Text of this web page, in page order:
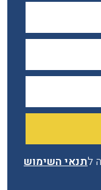
לתנאי השימוש